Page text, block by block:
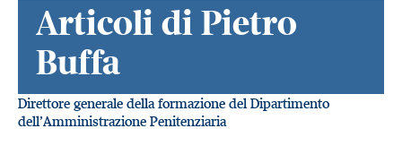
Articoli di Pietro
Buffa
Direttore generale della formazione del Dipartimento
dell’Amministrazione Penitenziaria